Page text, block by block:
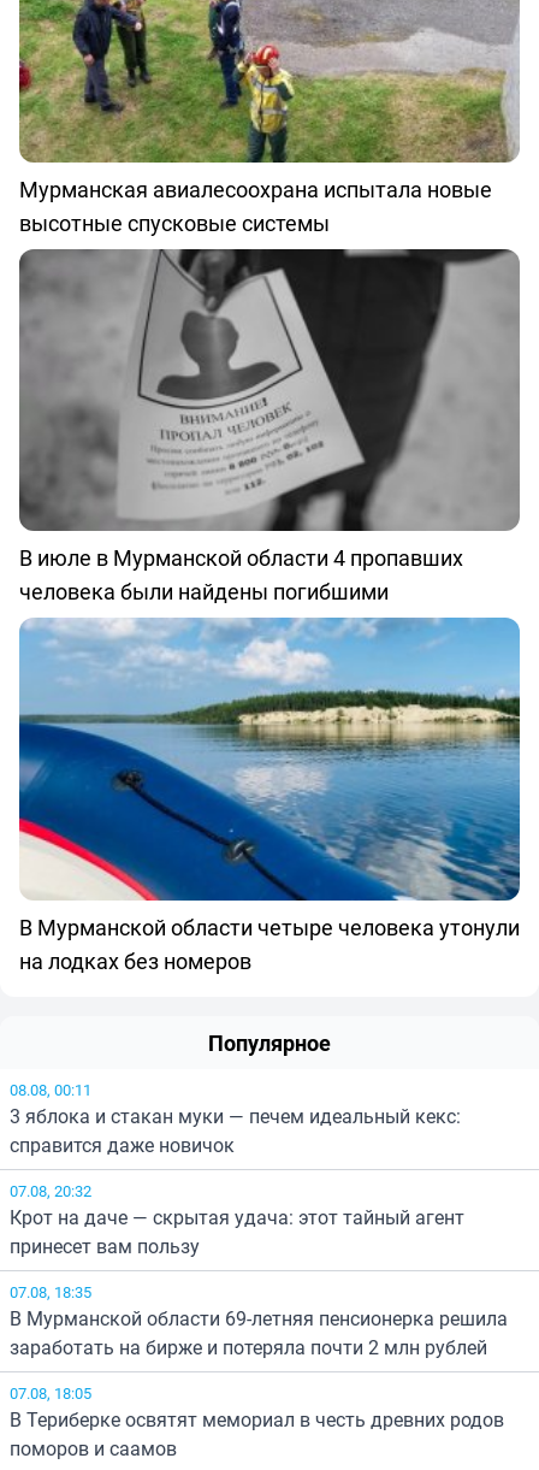
Мурманская авиалесоохрана испытала новые
высотные спусковые системы
В июле в Мурманской области 4 пропавших
человека были найдены погибшими
В Мурманской области четыре человека утонули
на лодках без номеров
Популярное
08.08, 00:11
3 яблока и стакан муки — печем идеальный кекс:
справится даже новичок
07.08, 20:32
Крот на даче — скрытая удача: этот тайный агент
принесет вам пользу
07.08, 18:35
В Мурманской области 69-летняя пенсионерка решила
заработать на бирже и потеряла почти 2 млн рублей
07.08, 18:05
В Териберке освятят мемориал в честь древних родов
поморов и саамов